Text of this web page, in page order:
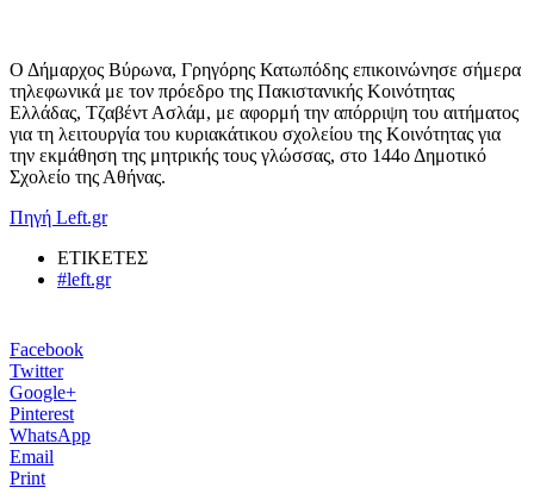
Ο Δήμαρχος Βύρωνα, Γρηγόρης Κατωπόδης επικοινώνησε σήμερα
τηλεφωνικά με τον πρόεδρο της Πακιστανικής Κοινότητας
Ελλάδας, Τζαβέντ Ασλάμ, με αφορμή την απόρριψη του αιτήματος
για τη λειτουργία του κυριακάτικου σχολείου της Κοινότητας για
την εκμάθηση της μητρικής τους γλώσσας, στο 144ο Δημοτικό
Σχολείο της Αθήνας.
Πηγή Left.gr
ΕΤΙΚΕΤΕΣ
#left.gr
Facebook
Twitter
Google+
Pinterest
WhatsApp
Email
Print